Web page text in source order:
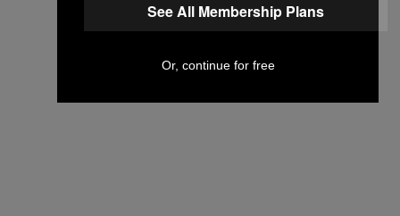
See All Membership Plans
Or, continue for free